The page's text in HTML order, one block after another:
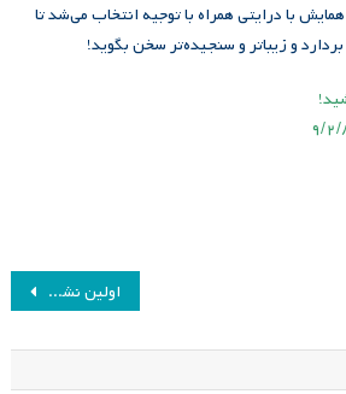
با درایتی همراه با توجیه انتخاب می‌شد تا
بردارد و زیباتر و سنجیده‌تر سخن بگوید!
اولین نشست علمی ماهانه انجمن مطالعات برنامه درسی ایران در سال ۸۷